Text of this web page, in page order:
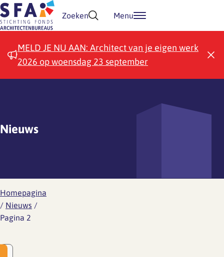
Doorgaan naar inhoud
Zoeken Menu
MELD JE NU AAN: Architect van je eigen werk
2026 op woensdag 23 september
Nieuws
Homepagina
/ Nieuws /
Pagina 2